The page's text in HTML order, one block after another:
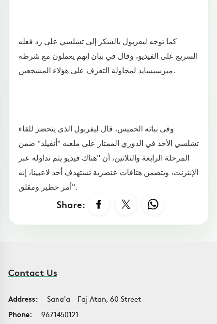
كما توجه ليفربول بالشكر إلى تشلسي على رد فعله
السريع على الفيديو، وقال في بيان إنهم يعملون مع شرطة
ميرسيسايد لمحاولة التعرف على هؤلاء المشجعين.
وفي بيانه الخميس، قال ليفربول الذي يتحضر للقاء
تشلسي الأحد في الدوري الممتاز على ملعبه "أنفيلد" ضمن
المرحلة الرابعة والثلاثين، أن "هناك فيديو يتم تداوله عبر
الإنترنت، ويتضمن هتافات عنصرية تستهدف أحد لاعبينا، إنه
أمر خطير ومقلق".
Share:
Contact Us
Address:
Sana'a - Faj Atan, 60 Street
Phone:
9671450121